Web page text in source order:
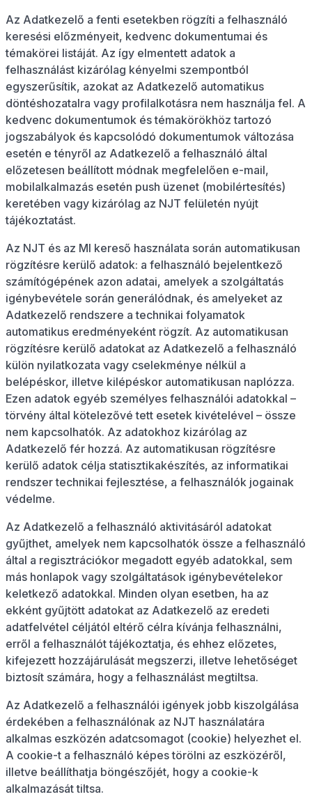
Az Adatkezelő a fenti esetekben rögzíti a felhasználó
keresési előzményeit, kedvenc dokumentumai és
témakörei listáját. Az így elmentett adatok a
felhasználást kizárólag kényelmi szempontból
egyszerűsítik, azokat az Adatkezelő automatikus
döntéshozatalra vagy profilalkotásra nem használja fel. A
kedvenc dokumentumok és témakörökhöz tartozó
jogszabályok és kapcsolódó dokumentumok változása
esetén e tényről az Adatkezelő a felhasználó által
előzetesen beállított módnak megfelelően e-mail,
mobilalkalmazás esetén push üzenet (mobilértesítés)
keretében vagy kizárólag az NJT felületén nyújt
tájékoztatást.
Az NJT és az MI kereső használata során automatikusan
rögzítésre kerülő adatok: a felhasználó bejelentkező
számítógépének azon adatai, amelyek a szolgáltatás
igénybevétele során generálódnak, és amelyeket az
Adatkezelő rendszere a technikai folyamatok
automatikus eredményeként rögzít. Az automatikusan
rögzítésre kerülő adatokat az Adatkezelő a felhasználó
külön nyilatkozata vagy cselekménye nélkül a
belépéskor, illetve kilépéskor automatikusan naplózza.
Ezen adatok egyéb személyes felhasználói adatokkal –
törvény által kötelezővé tett esetek kivételével – össze
nem kapcsolhatók. Az adatokhoz kizárólag az
Adatkezelő fér hozzá. Az automatikusan rögzítésre
kerülő adatok célja statisztikakészítés, az informatikai
rendszer technikai fejlesztése, a felhasználók jogainak
védelme.
Az Adatkezelő a felhasználó aktivitásáról adatokat
gyűjthet, amelyek nem kapcsolhatók össze a felhasználó
által a regisztrációkor megadott egyéb adatokkal, sem
más honlapok vagy szolgáltatások igénybevételekor
keletkező adatokkal. Minden olyan esetben, ha az
ekként gyűjtött adatokat az Adatkezelő az eredeti
adatfelvétel céljától eltérő célra kívánja felhasználni,
erről a felhasználót tájékoztatja, és ehhez előzetes,
kifejezett hozzájárulását megszerzi, illetve lehetőséget
biztosít számára, hogy a felhasználást megtiltsa.
Az Adatkezelő a felhasználói igények jobb kiszolgálása
érdekében a felhasználónak az NJT használatára
alkalmas eszközén adatcsomagot (cookie) helyezhet el.
A cookie-t a felhasználó képes törölni az eszközéről,
illetve beállíthatja böngészőjét, hogy a cookie-k
alkalmazását tiltsa.